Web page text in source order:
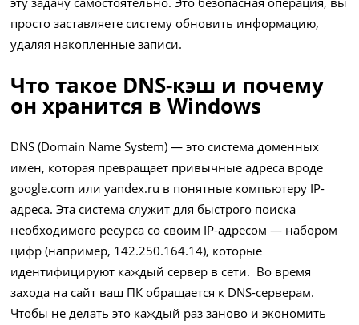
просто заставляете систему обновить информацию,
удаляя накопленные записи.
Что такое DNS-кэш и почему
он хранится в Windows
DNS (Domain Name System) — это система доменных
имен, которая превращает привычные адреса вроде
google.com или yandex.ru в понятные компьютеру IP-
адреса. Эта система служит для быстрого поиска
необходимого ресурса со своим IP-адресом — набором
цифр (например, 142.250.164.14), которые
идентифицируют каждый сервер в сети. Во время
захода на сайт ваш ПК обращается к DNS-серверам.
Чтобы не делать это каждый раз заново и экономить